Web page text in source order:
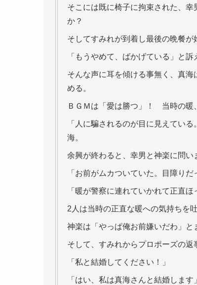
そこには既に椅子に拘束された、
か？
そしてすみれが到着し最後の晩餐が
「もうやめて、ばかげている」と訴
そんな声に耳を傾ける事無く、真
める。
ＢＧＭは「愛は勝つ」！ 当時の暖
「人に騙されるのが目に見えてい
海。
余興が終わると、幸男と神楽に問い
「お前がムカついていた。目障りだ
「暖が警察に連れていかれて正直ほ
2人は当時の正直な暖への気持ちを
神楽は「やっぱ俺お前嫌いだわ」と
そして、すみれからプロポーズの返
「私と結婚してください！」
「はい、私は真海さんと結婚しま